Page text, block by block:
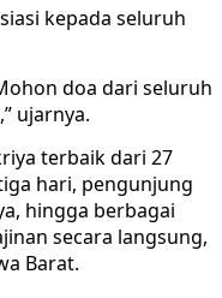
kepada seluruh
doa dari seluruh
ujarnya.
terbaik dari 27
hari, pengunjung
hingga berbagai
secara langsung,
Barat.